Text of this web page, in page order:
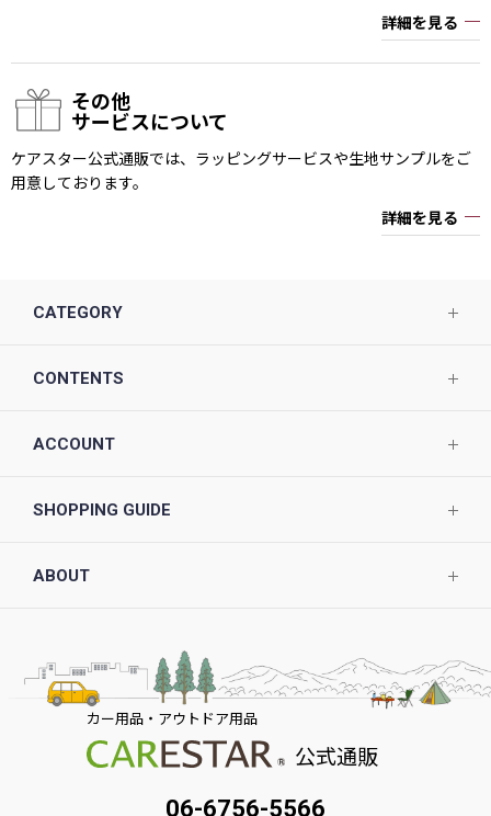
詳細を見る
その他
サービスについて
ケアスター公式通販では、ラッピングサービスや生地サンプルをご
用意しております。
詳細を見る
CATEGORY
CONTENTS
ACCOUNT
SHOPPING GUIDE
ABOUT
カー用品・アウトドア用品
公式通販
06-6756-5566